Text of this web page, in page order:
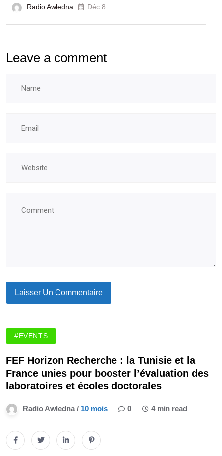
Radio Awledna Déc 8
Leave a comment
#EVENTS
FEF Horizon Recherche : la Tunisie et la
France unies pour booster l’évaluation des
laboratoires et écoles doctorales
Radio Awledna / 10 mois 0 4 min read